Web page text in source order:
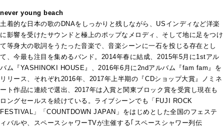
never young beach
土着的な日本の歌のDNAをしっかりと残しながら、USインディなど洋楽
に影響を受けたサウンドと極上のポップなメロディ、そして地に足をつけ
て等身大の歌詞をうたった音楽で、音楽シーンに一石を投じる存在とし
て、今最も注目を集めるバンド。2014年春に結成、2015年5月に1stアル
バム『YASHINOKI HOUSE』、2016年6月に2ndアルバム『fam fam』を
リリース、それぞれ2016年、2017年上半期の『CDショップ大賞』ノミネ
ート作品に連続で選出、2017年は入賞と関東ブロック賞を受賞し現在も
ロングセールスを続けている。ライブシーンでも「FUJI ROCK
FESTIVAL」「COUNTDOWN JAPAN」をはじめとした全国のフェステ
ィバルや、スペースシャワーTVが主催する｢スペースシャワー列伝